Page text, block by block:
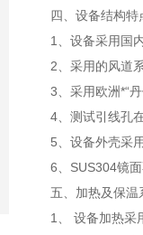
四、设备结构特
1、设备采用国
2、采用的风道
3、采用欧洲*“
4、测试引线孔
5、设备外壳采
6、SUS304镜
五、加热及保温
1、 设备加热采